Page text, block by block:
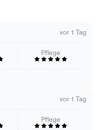
vor 1 Tag
Pflege
vor 1 Tag
Pflege